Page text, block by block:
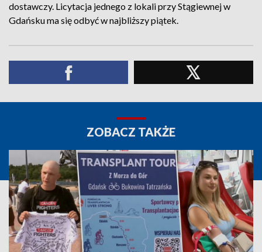
dostawczy. Licytacja jednego z lokali przy Stągiewnej w
Gdańsku ma się odbyć w najbliższy piątek.
ZOBACZ TAKŻE